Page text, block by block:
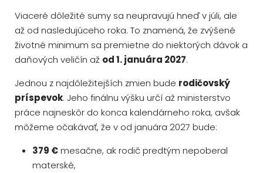
Viaceré dôležité sumy sa neupravujú hneď v júli, ale
až od nasledujúceho roka. To znamená, že zvýšené
životné minimum sa premietne do niektorých dávok a
daňových veličín až od 1. januára 2027.
Jednou z najdôležitejších zmien bude rodičovský
príspevok. Jeho finálnu výšku určí až ministerstvo
práce najneskôr do konca kalendárneho roka, avšak
môžeme očakávať, že v od januára 2027 bude:
379 €mesačne, ak rodič predtým nepoberal
materské,